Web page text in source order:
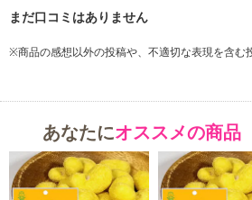
さっぽろの老舗製菓が、産地にこだわり、
しなやかなカシューナッツにツーンとく
保存方法：直射日光、高温多湿は避けて
はお早めにお召し上がりください。
※商品の感想以外の投稿や、不適切な表現を含む
あなたにオススメの商品